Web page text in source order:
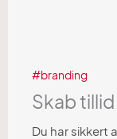
branding
Skab
Du har sikkert